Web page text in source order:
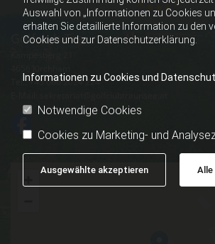
Auswahl von „Informationen zu Cookies
erhalten Sie detaillierte Information zu den
Cookies und zur Datenschutzerklärung.
Informationen zu Cookies und
Notwendige Cookies
Cookies zu Marketing- und
Ausgewählte akzeptieren
Golfclub Traunsee Almtal
Tel.:+43 660 2024 224